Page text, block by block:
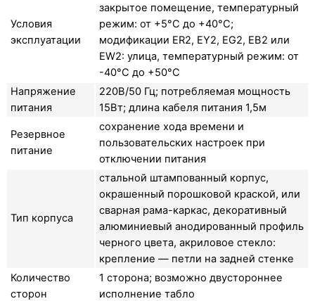
Условия
эксплуатации
закрытое помещение, температурный
режим: от +5°C до +40°C;
модификации ER2, EY2, EG2, EB2 или
EW2: улица, температурный режим: от
-40°C до +50°C
Напряжение
питания
220В/50 Гц; потребляемая мощность
15Вт; длина кабеля питания 1,5м
Резервное
питание
сохранение хода времени и
пользовательских настроек при
отключении питания
Тип корпуса
стальной штампованный корпус,
окрашенный порошковой краской, или
сварная рама-каркас, декоративный
алюминиевый анодированный профиль
черного цвета, акриловое стекло:
крепление — петли на задней стенке
Количество
сторон
1 сторона; возможно двустороннее
исполнение табло